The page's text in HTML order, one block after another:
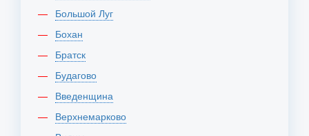
Большой Луг
Бохан
Братск
Будагово
Введенщина
Верхнемарково